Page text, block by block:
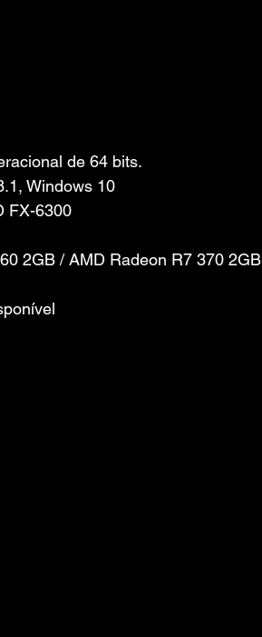
de 64 bits.
Windows 10
FX-6300
2GB / AMD Radeon R7 370 2GB